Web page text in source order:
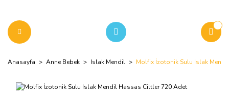
Anasayfa Anne Bebek Islak Mendil Molfix İzotonik Sulu Islak